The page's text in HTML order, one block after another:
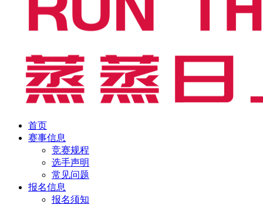
首页
赛事信息
竞赛规程
选手声明
常见问题
报名信息
报名须知